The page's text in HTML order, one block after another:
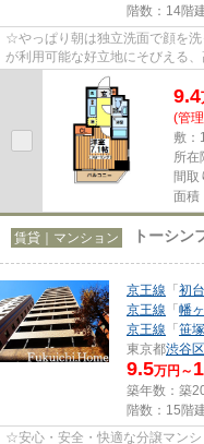
階数：14階
☆やっぱり朝は独立洗面で顔を
が利用可能な好立地にそびえる
でセキュリティーを強化！白を基
9.4
(管
敷：
所在
間取
面積
賃貸｜マンション トーシン
京王線 「初台
京王線 「幡
京王線 「笹塚
東京都渋谷区
9.5万円～
築年数：築
階数：15階
☆安心・安全・快適な分譲マン